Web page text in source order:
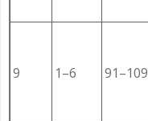
9 1–6 91–109